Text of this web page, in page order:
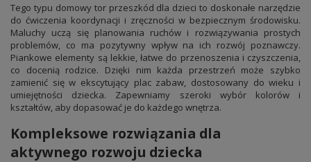
Tego typu domowy tor przeszkód dla dzieci to doskonałe narzędzie
do ćwiczenia koordynacji i zręczności w bezpiecznym środowisku.
Maluchy uczą się planowania ruchów i rozwiązywania prostych
problemów, co ma pozytywny wpływ na ich rozwój poznawczy.
Piankowe elementy są lekkie, łatwe do przenoszenia i czyszczenia,
co docenią rodzice. Dzięki nim każda przestrzeń może szybko
zamienić się w ekscytujący plac zabaw, dostosowany do wieku i
umiejętności dziecka. Zapewniamy szeroki wybór kolorów i
kształtów, aby dopasować je do każdego wnętrza.
Kompleksowe rozwiązania dla
aktywnego rozwoju dziecka